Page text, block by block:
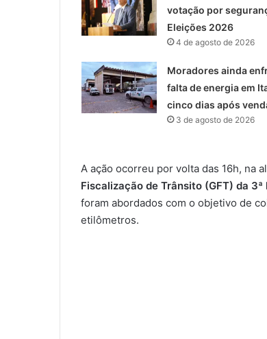
votação por
Eleições 2026
4 de agosto de 2026
Moradores ainda
falta de energia em
cinco dias após
3 de agosto de 2026
A ação ocorreu por volta das 16h, na
Fiscalização de Trânsito (GFT) da 3ª
foram abordados com o objetivo de
etilômetros.